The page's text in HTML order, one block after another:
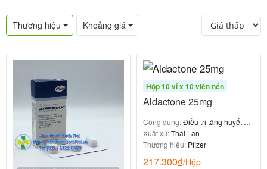
Thương hiệu Khoảng giá
Hộp 10 vỉ x 10 viên nén
Aldactone 25mg
Công dụng:Điều trị tăng huyết áp
vô căn
Xuất xứ:Thái Lan
Thương hiệu: Pfizer
217.300₫/Hộp